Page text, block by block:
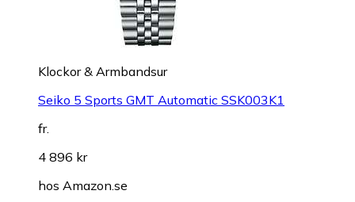
Klockor & Armbandsur
Seiko 5 Sports GMT Automatic SSK003K1
fr.
4 896 kr
hos Amazon.se